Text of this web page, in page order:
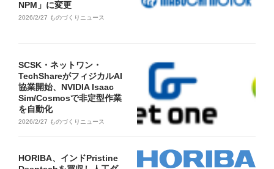
NPM」に変更
2026/2/27 ものづくりニュース
SCSK・ネットワン・
TechShareがフィジカルAI
協業開始、NVIDIA Isaac
Sim/Cosmosで非定型作業
を自動化
2026/2/27 ものづくりニュース
HORIBA、インドPristine